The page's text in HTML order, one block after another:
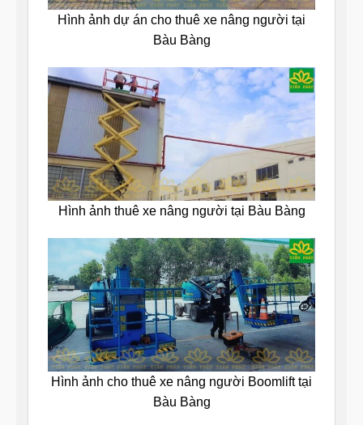
Hình ảnh dự án cho thuê xe nâng người tại
Bàu Bàng
Hình ảnh thuê xe nâng người tại Bàu Bàng
Hình ảnh cho thuê xe nâng người Boomlift tại
Bàu Bàng